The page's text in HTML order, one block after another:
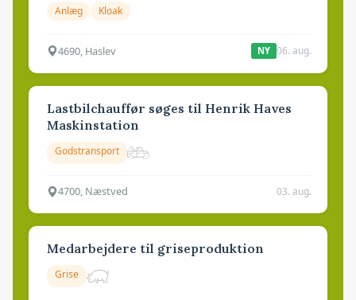
Anlæg Kloak
4690, Haslev NY 06. aug.
Lastbilchauffør søges til Henrik Haves
Maskinstation
Godstransport
4700, Næstved 03. aug.
Medarbejdere til griseproduktion
Grise